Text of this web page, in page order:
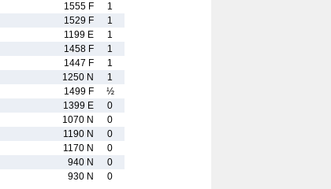
1555 F
1
1529 F
1
1199 E
1
1458 F
1
1447 F
1
1250 N
1
1499 F
½
1399 E
0
1070 N
0
1190 N
0
1170 N
0
940 N
0
930 N 0